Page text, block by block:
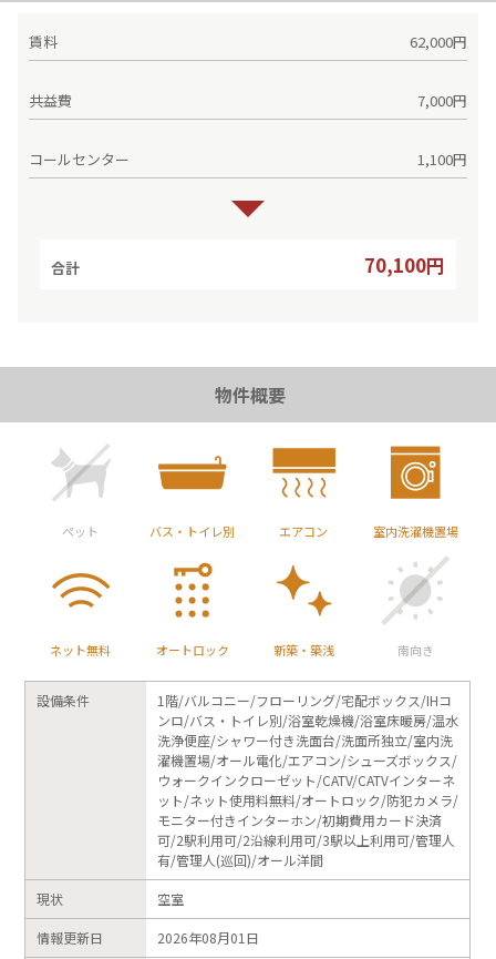
賃料 62,000円
共益費 7,000円
コールセンター 1,100円
合計 70,100円
物件概要
ペット バス・トイレ別 エアコン 室内洗濯機置場
ネット無料 オートロック 新築・築浅 南向き
設備条件
1階/バルコニー/フローリング/宅配ボックス/IHコ
ンロ/バス・トイレ別/浴室乾燥機/浴室床暖房/温水
洗浄便座/シャワー付き洗面台/洗面所独立/室内洗
濯機置場/オール電化/エアコン/シューズボックス/
ウォークインクローゼット/CATV/CATVインターネ
ット/ネット使用料無料/オートロック/防犯カメラ/
モニター付きインターホン/初期費用カード決済
可/2駅利用可/2沿線利用可/3駅以上利用可/管理人
有/管理人(巡回)/オール洋間
現状 空室
情報更新日 2026年08月01日